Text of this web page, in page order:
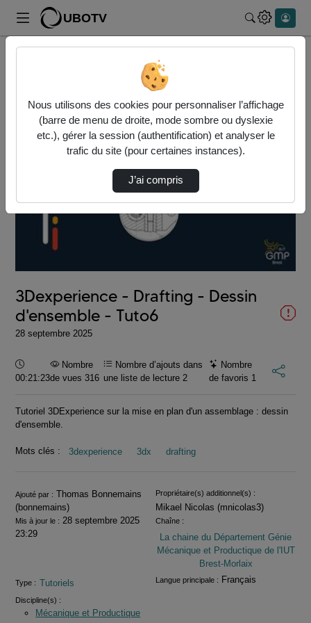
UBOTV
3Dexperience - Drafting - Dessin d'ensemble …
Lire
la
vidéo
3Dexperience - Drafting - Dessin
d'ensemble - Tuto6
28 septembre 2025
Durée :
00:21:23
Nombre
de vues 316
Nombre d’ajouts dans
une liste de lecture 2
Nombre
de favoris 1
Tutoriel 3DExperience sur la mise en plan d'un assemblage : dessin
d'ensemble.
Mots clés : 3dexperience 3dx drafting
Informations
Ajouté par : Thomas Bonnemains
(bonnemains)
Propriétaire(s) additionnel(s) :
Mikael Nicolas (mnicolas3)
Mis à jour le : 28 septembre 2025
23:29
Chaîne :
La chaine du Département Génie
Mécanique et Productique de l'IUT
Brest-Morlaix
Type : Tutoriels Langue principale : Français
Discipline(s) :
Mécanique et Productique
Nous utilisons des cookies pour personnaliser l’affichage
(barre de menu de droite, mode sombre ou dyslexie
etc.), gérer la session (authentification) et analyser le
trafic du site (pour certaines instances).
J’ai compris